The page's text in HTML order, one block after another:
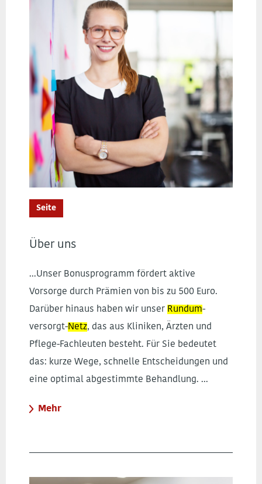
Seite
Über uns
...Unser Bonusprogramm fördert aktive
Vorsorge durch Prämien von bis zu 500 Euro.
Darüber hinaus haben wir unser Rundum-
versorgt-Netz, das aus Kliniken, Ärzten und
Pflege-Fachleuten besteht. Für Sie bedeutet
das: kurze Wege, schnelle Entscheidungen und
eine optimal abgestimmte Behandlung. ...
Mehr